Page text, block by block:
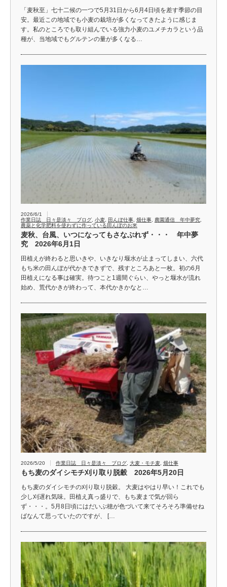
「麦秋至」七十二候の一つで5月31日から6月4日頃を差す季節の目
安。最近この地域でも小麦の栽培が多くなってきたように感じま
す。私のところでも取り組んでいる強力小麦のユメチカラという品
種が、当地域でもグルテンの量が多くなる…
2026/6/1
作業日誌 日々是淡々 ブログ 小麦 田んぼ仕事 畑仕事 農園通信 年中夢究
農薬と化学肥料を使わずに作っている田んぼのお米
麦秋、台風、いつになってもさなぶれず・・・ 年中夢
究 2026年6月1日
田植えが終わると思いきや、いきなり堰水が止まってしまい、六代
もち米の田んぼが代かきできずで、残すところあと一枚。初の6月
田植えになる事は確実。待つこと1週間ぐらい、やっと堰水が流れ
始め、荒代かきが終わって、本代かきかなと…
2026/5/20 作業日誌 日々是淡々 ブログ 大麦・モチ麦 畑仕事
もち麦のダイシモチ刈り取り脱穀 2026年5月20日
もち麦のダイシモチの刈り取り脱穀。 大麦はやはり早い！これでも
少し刈遅れ気味。田植え真っ盛りで、もち麦まで気が回ら
ず・・・。5月8日頃にはだいぶ穂が色づいて来てそろそろ準備せね
ばなんて思っていたのですが、 […